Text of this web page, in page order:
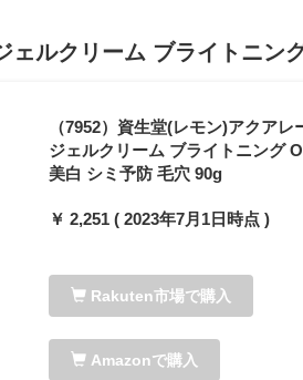
ェルクリーム ブライトニン
（7952）資生堂(レモン)アクア
ジェルクリーム ブライトニング
美白 シミ予防 毛穴 90g
￥ 2,251 ( 2023年7月1日時点 )
Rakuten市場で購入
Amazonで購入